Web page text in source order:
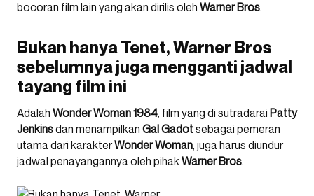
bocoran film lain yang akan dirilis oleh Warner Bros.
Bukan hanya Tenet, Warner Bros
sebelumnya juga mengganti jadwal
tayang film ini
Adalah Wonder Woman 1984, film yang di sutradarai Patty
Jenkinsdan menampilkan GalGadotsebagai pemeran
utama dari karakterWonder Woman, juga harus diundur
jadwal penayangannya oleh pihakWarner Bros.